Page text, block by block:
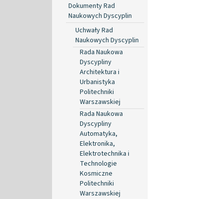
Dokumenty Rad
Naukowych Dyscyplin
Uchwały Rad
Naukowych Dyscyplin
Rada Naukowa
Dyscypliny
Architektura i
Urbanistyka
Politechniki
Warszawskiej
Rada Naukowa
Dyscypliny
Automatyka,
Elektronika,
Elektrotechnika i
Technologie
Kosmiczne
Politechniki
Warszawskiej